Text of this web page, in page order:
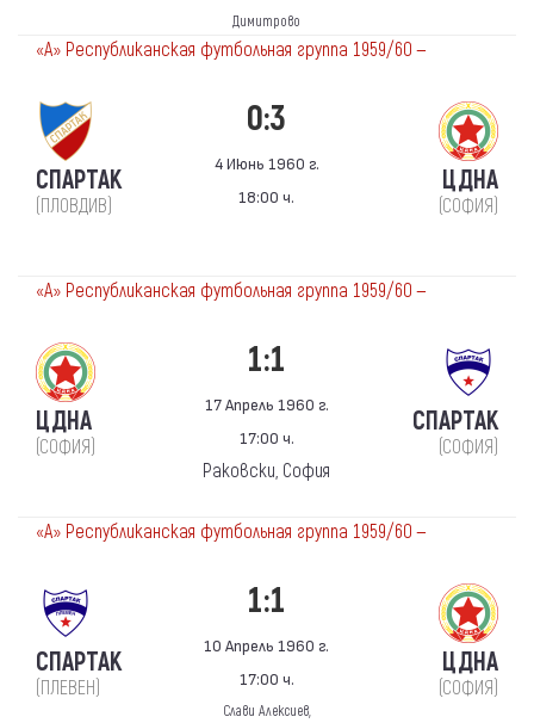
Димитрово
«А» Республиканская футбольная группа 1959/60 —
СПАРТАК
(ПЛОВДИВ)
0:3
4 Июнь 1960 г.
18:00 ч.
ЦДНА
(СОФИЯ)
«А» Республиканская футбольная группа 1959/60 —
ЦДНА
(СОФИЯ)
1:1
17 Апрель 1960 г.
17:00 ч.
Раковски, София
СПАРТАК
(СОФИЯ)
«А» Республиканская футбольная группа 1959/60 —
СПАРТАК
(ПЛЕВЕН)
1:1
10 Апрель 1960 г.
17:00 ч.
Слави Алексиев,
ЦДНА
(СОФИЯ)